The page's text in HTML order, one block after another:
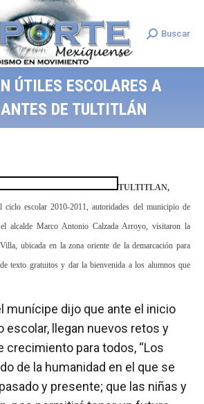
Search:
Buscar
ÚTILES ESCOLARES A
DE TULTITLÁN
TULTITLAN,
escolar 2010-2011, autoridades del municipio de
alcalde Marco Antonio Calzada Arroyo, visitaron la
ubicada en la zona oriente de la demarcación para
texto gratuitos y dar la bienvenida a los alumnos que
munícipe dijo que ante el inicio
escolar, llegan nuevos retos y
crecimiento para todos, “Los
de la humanidad en el que se
y presente; que las niñas y